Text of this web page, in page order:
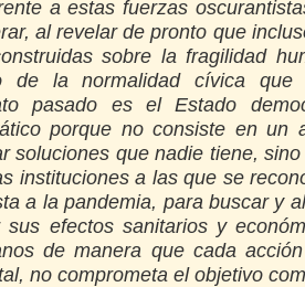
a estas fuerzas
al revelar de pronto que
sobre la fragilidad
de la normalidad cívica que
pasado es el Estado
porque no consiste en un
soluciones que nadie tiene,
instituciones a las que se
a la pandemia, para buscar y
sus efectos sanitarios y
de manera que cada
no comprometa el objetivo